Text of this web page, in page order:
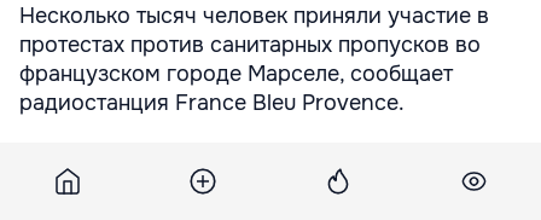
Несколько тысяч человек приняли участие в
протестах против санитарных пропусков во
французском городе Марселе, сообщает
радиостанция France Bleu Provence.